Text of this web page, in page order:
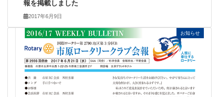
報を掲載しました
2017年6月9日
お知らせ